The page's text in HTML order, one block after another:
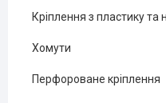
Кріплення з пластику та
Хомути
Перфороване кріплення